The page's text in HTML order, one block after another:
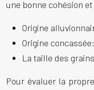
une bonne cohésion
Origine
Origine
La taille des
Pour évaluer la